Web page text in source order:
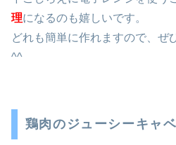
理になるのも嬉しいです。
どれも簡単に作れますので、ぜ
^^
鶏肉のジューシーキャ